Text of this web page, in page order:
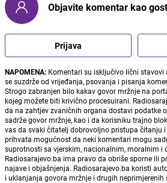
Objavite komentar kao
Prijava
NAPOMENA: Komentari su isključivo lični
se suzdrže od vrijeđanja, psovanja i pisanja
Strogo zabranjen bilo kakav govor mržnje na
kojeg možete biti krivično procesuirani.
da na zahtjev zvaničnih organa dostavi podatke
sadrže govor mržnje, kao i da korisniku trajno
vas da svaki čitatelj dobrovoljno pristupa čitanju
prihvata mogućnost da neki komentari mogu
suprotnosti sa vjerskim, nacionalnim, moralnim i
Radiosarajevo.ba ima pravo da obriše sporne ili
najave i objašnjenja. Radiosarajevo.ba koristi
i uklanjanja govora mržnje i drugih